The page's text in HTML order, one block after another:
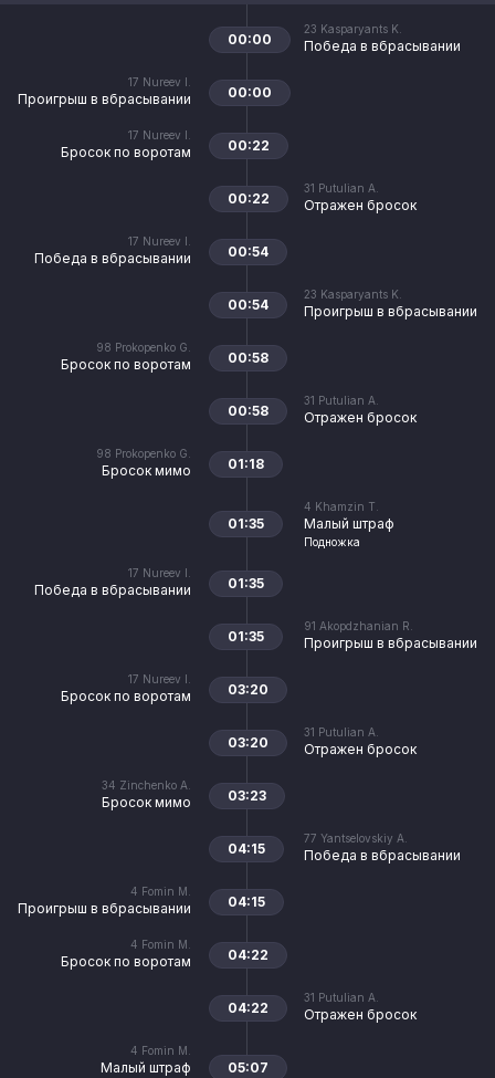
23 Kasparyants K.
Победа в вбрасывании
00:00
17 Nureev I.
Проигрыш в вбрасывании 00:00
17 Nureev I.
Бросок по воротам 00:22
31 Putulian A.
Отражен бросок
00:22
17 Nureev I.
Победа в вбрасывании 00:54
23 Kasparyants K.
Проигрыш в вбрасывании
00:54
98 Prokopenko G.
Бросок по воротам 00:58
31 Putulian A.
Отражен бросок
00:58
98 Prokopenko G.
Бросок мимо 01:18
4 Khamzin T.
Малый штраф
Подножка
01:35
17 Nureev I.
Победа в вбрасывании 01:35
91 Akopdzhanian R.
Проигрыш в вбрасывании
01:35
17 Nureev I.
Бросок по воротам 03:20
31 Putulian A.
Отражен бросок
03:20
34 Zinchenko A.
Бросок мимо 03:23
77 Yantselovskiy A.
Победа в вбрасывании
04:15
4 Fomin M.
Проигрыш в вбрасывании 04:15
4 Fomin M.
Бросок по воротам 04:22
31 Putulian A.
Отражен бросок
04:22
4 Fomin M.
Малый штраф 05:07